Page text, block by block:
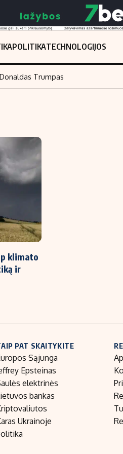
POLITIKATECHNOLOGIJOS
Nedarbo išmokos skaičiuoklė
Indėlių skaičiuoklė
Donaldas Trumpas
klimato
ir
PAT SKAITYKITE
Sąjunga
Epsteinas
elektrinės
bankas
Ukrainoje